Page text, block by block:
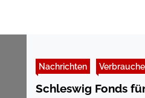
Nachrichten
Schleswig Fonds